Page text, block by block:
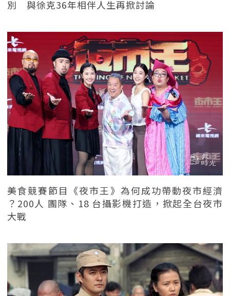
別 與徐克36年相伴人生再掀討論
美食競賽節目《夜市王》為何成功帶動夜市經濟
？200人 團隊、18 台攝影機打造，掀起全台夜市
大戰